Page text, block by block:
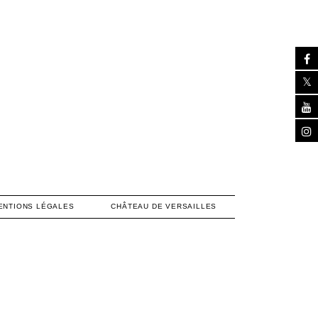
LÉGALES CHÂTEAU DE VERSAILLES